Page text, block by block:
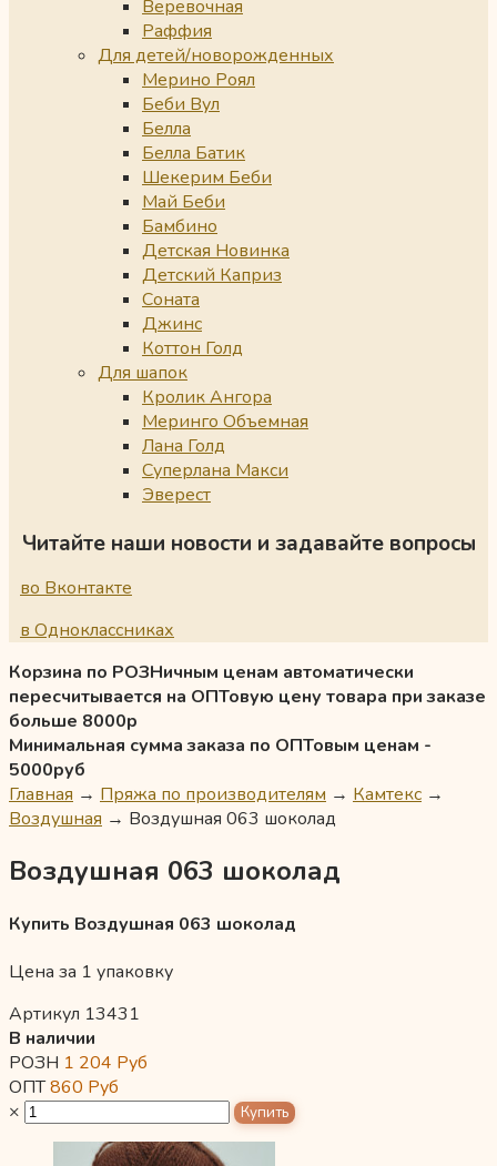
Веревочная
Раффия
Для детей/новорожденных
Мерино Роял
Беби Вул
Белла
Белла Батик
Шекерим Беби
Май Беби
Бамбино
Детская Новинка
Детский Каприз
Соната
Джинс
Коттон Голд
Для шапок
Кролик Ангора
Меринго Объемная
Лана Голд
Суперлана Макси
Эверест
Читайте наши новости и задавайте вопросы
во Вконтакте
в Одноклассниках
Корзина по РОЗНичным ценам автоматически
пересчитывается на ОПТовую цену товара при заказе
больше 8000р
Минимальная сумма заказа по ОПТовым ценам -
5000руб
Главная → Пряжа по производителям → Камтекс →
Воздушная → Воздушная 063 шоколад
Воздушная 063 шоколад
Купить Воздушная 063 шоколад
Цена за 1 упаковку
Артикул 13431
В наличии
РОЗН 1 204 Руб
ОПТ860 Руб
×